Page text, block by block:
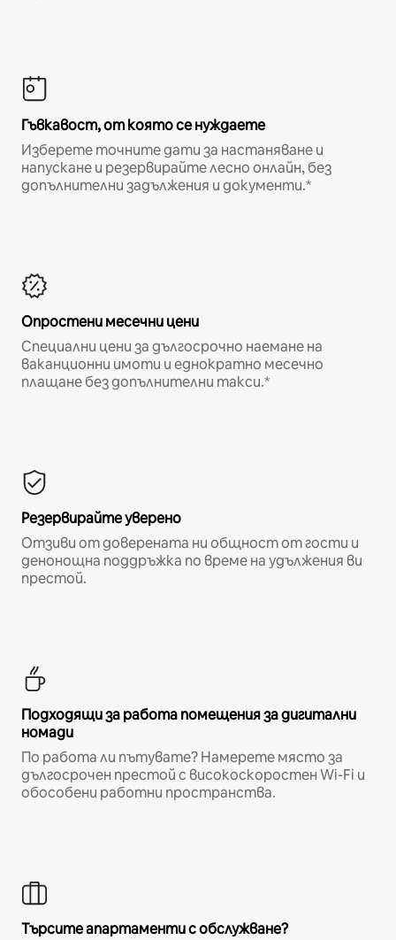
Гъвкавост, от която се нуждаете
Изберете точните дати за настаняване и
напускане и резервирайте лесно онлайн, без
допълнителни задължения и документи.*
Опростени месечни цени
Специални цени за дългосрочно наемане на
ваканционни имоти и еднократно месечно
плащане без допълнителни такси.*
Резервирайте уверено
Отзиви от доверената ни общност от гости и
денонощна поддръжка по време на удължения ви
престой.
Подходящи за работа помещения за дигитални
номади
По работа ли пътувате? Намерете място за
дългосрочен престой с високоскоростен Wi-Fi и
обособени работни пространства.
Търсите апартаменти с обслужване?